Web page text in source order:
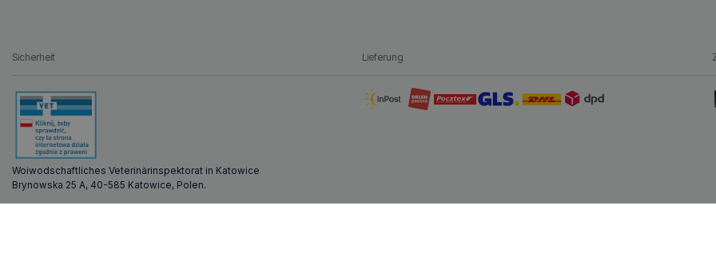
Sicherheit
Woiwodschaftliches Veterinärinspektorat in Katowice
Brynowska 25 A, 40-585 Katowice, Polen.
Lieferung